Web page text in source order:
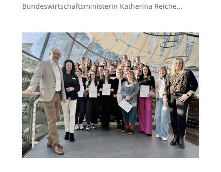
Bundeswirtschaftsministerin Katherina Reiche...